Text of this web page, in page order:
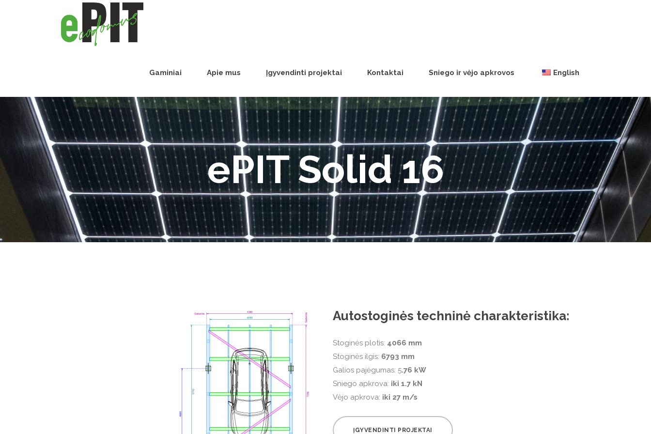
Gaminiai Apie mus Įgyvendinti projektai Kontaktai Sniego ir vėjo apkrovos English
ePIT Solid 16
Autostoginės techninė charakteristika:
Stoginės plotis: 4066 mm
Stoginės ilgis: 6793 mm
Galios pajėgumas: 5.76 kW
Sniego apkrova: iki 1.7 kN
Vėjo apkrova: iki 27 m/s
ĮGYVENDINTI PROJEKTAI